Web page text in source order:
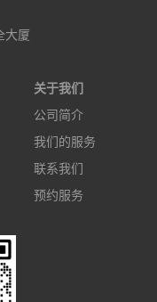
大厦
关于我们
公司简介
我们的服务
联系我们
预约服务